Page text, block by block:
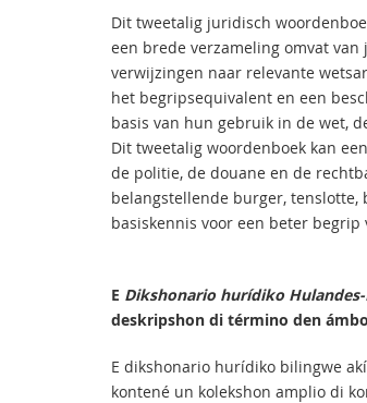
Dit tweetalig juridisch
een brede verzameling omvat
verwijzingen naar relevante
het begripsequivalent en een
basis van hun gebruik in de wet,
Dit tweetalig woordenboek kan
de politie, de douane en de
belangstellende burger, tenslotte,
basiskennis voor een beter
E Dikshonario hurídiko
deskripshon di término den
E dikshonario hurídiko bilingwe
kontené un kolekshon amplio di